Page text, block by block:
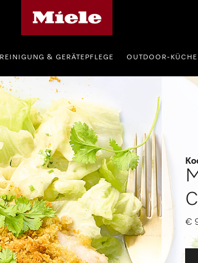
REINIGUNG & GERÄTEPFLEGE OUTDOOR-KÜCHE
€